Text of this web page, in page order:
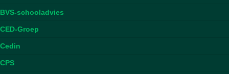
BVS-schooladvies
CED-Groep
Cedin
CPS